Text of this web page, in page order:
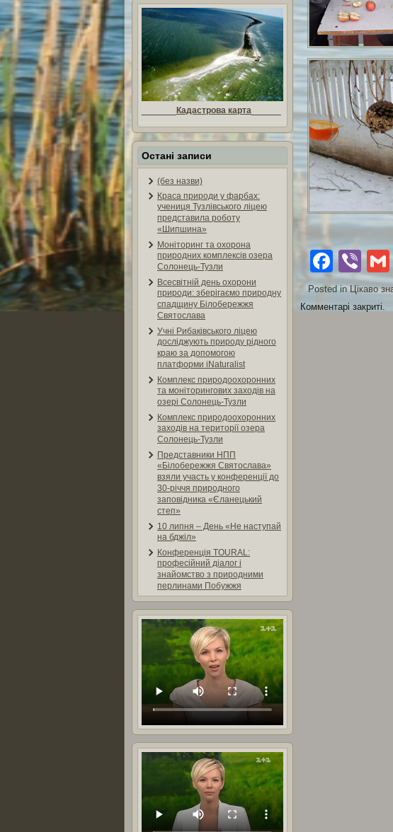
Кадастрова карта
Остані записи
(без назви)
Краса природи у фарбах:
учениця Тузлівського ліцею
представила роботу
«Шипшина»
Моніторинг та охорона
природних комплексів озера
Солонець-Тузли
Всесвітній день охорони
природи: зберігаємо природну
спадщину Білобережжя
Святослава
Учні Рибаківського ліцею
досліджують природу рідного
краю за допомогою
платформи iNaturalist
Комплекс природоохоронних
та моніторингових заходів на
озері Солонець-Тузли
Комплекс природоохоронних
заходів на території озера
Солонець-Тузли
Представники НПП
«Білобережжя Святослава»
взяли участь у конференції до
30-річчя природного
заповідника «Єланецький
степ»
10 липня – День «Не наступай
на бджіл»
Конференція TOURAL:
професійний діалог і
знайомство з природними
перлинами Побужжя
Posted in Цікаво
Комментарі закриті.